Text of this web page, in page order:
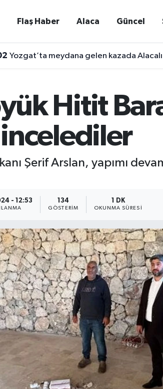
Flaş Haber Alaca Güncel
Yozgat’ta meydana gelen kazada
Hitit
Şerif Arslan, yapımı
- 12:53 134
GÖSTERIM
1 DK
OKUNMA SÜRESI